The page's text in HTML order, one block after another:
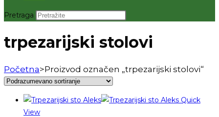
Pretraga
trpezarijski stolovi
Početna>Proizvod označen „trpezarijski stolovi“
Quick
View